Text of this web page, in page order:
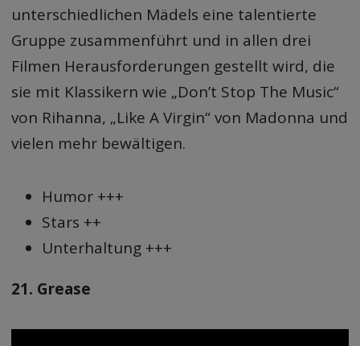
unterschiedlichen Mädels eine talentierte
Gruppe zusammenführt und in allen drei
Filmen Herausforderungen gestellt wird, die
sie mit Klassikern wie „Don’t Stop The Music“
von Rihanna, „Like A Virgin“ von Madonna und
vielen mehr bewältigen.
Humor +++
Stars ++
Unterhaltung +++
21. Grease